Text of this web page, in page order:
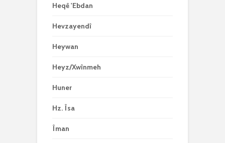
Heqê 'Ebdan
Hevzayendî
Heywan
Heyz/Xwînmeh
Huner
Hz. Îsa
Îman